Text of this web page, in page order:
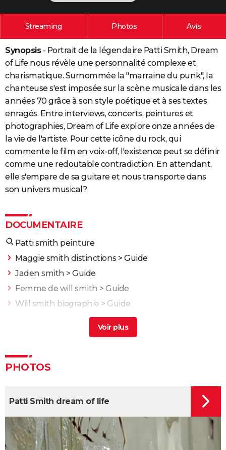
PHOTO
GUIDES D'ACHAT
BONS PLANS
CARTE DE VOEUX
Carte de Noël
Carte Bonne année
Carte Saint-Valentin
Carte Pâques
Carte d'anniversaire
Dictionnaire
Biographies
Citations
Expressions
Proverbes
PROGRAMME TV
COPAINS D'AVANT
S'inscrire
Se connecter
Lycées
Collèges
Primaires
Universités
Entreprises
Service militaire
Avis de recherche
AVIS DE DÉCÈS
FORUM
Bricolage
Lifestyle
Culture
Sport
Auto
Television
Voyage
Cinema
Streaming Photos Avis
Synopsis- Portrait de la légendaire Patti Smith, Dream
of Life nous révèle une personnalité complexe et
charismatique. Surnommée la "marraine du punk", la
chanteuse s'est imposée sur la scène musicale dans les
années 70 grâce à son style poétique et à ses textes
enragés. Entre interviews, concerts, peintures et
photographies, Dream of Life explore onze années de
la vie de l'artiste. Pour cette icône du rock, qui
commente le film en voix-off, l'existence peut se définir
comme une redoutable contradiction. En attendant,
elle s'empare de sa guitare et nous transporte dans
son univers musical?
DOCUMENTAIRE
Patti smith peinture
Maggie smith distinctions > Guide
Jaden smith > Guide
Femme de will smith > Guide
Will smith biographie > Guide
Ivre de femmes et de peinture> Guide
J'irai dormir à Hollywood
La Marche de l'Empereur
Fahrenheit 9/11
La Planète bleue
PHOTOS
Patti Smith dream of life